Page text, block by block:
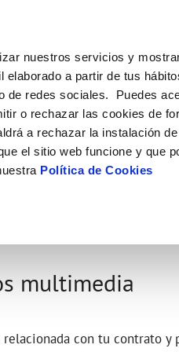
nuestros servicios y
a partir de tus
de redes sociales. Puedes
o rechazar las cookies de
a rechazar la instalación
el sitio web funcione y que
Política de Cookies
MODIFICACIÓN DE
Actualizar datos
Actualizar datos de
COMPROMISO DE
Carta de compromisos
Customer Counsel
Agua
CUIDADOS DEL AGUA
Consejos de ahorro
Medidas contra la sequía
Conócenos
CONTRATACIÓN
Licitaciones en curso
multimedia
con tu contrato y